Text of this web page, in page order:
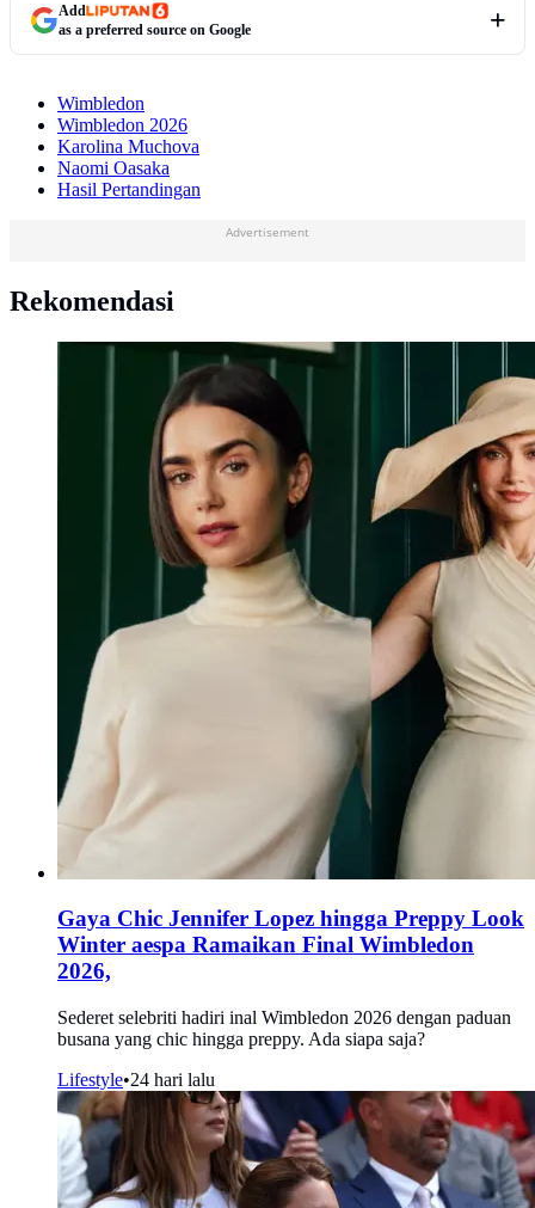
Add
as a preferred source on Google
Wimbledon
Wimbledon 2026
Karolina Muchova
Naomi Oasaka
Hasil Pertandingan
Advertisement
Rekomendasi
Gaya Chic Jennifer Lopez hingga Preppy Look
Winter aespa Ramaikan Final Wimbledon
2026,
Sederet selebriti hadiri inal Wimbledon 2026 dengan paduan
busana yang chic hingga preppy. Ada siapa saja?
Lifestyle•24 hari lalu